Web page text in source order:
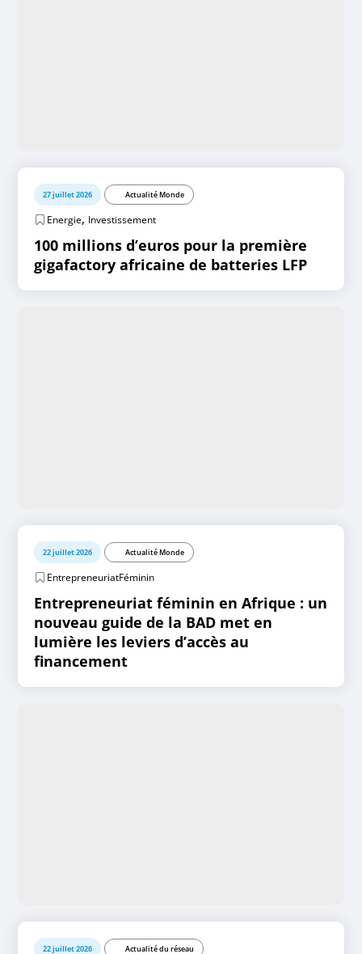
27 juillet 2026 Actualité Monde
Energie, Investissement
100 millions d’euros pour la première
gigafactory africaine de batteries LFP
22 juillet 2026 Actualité Monde
EntrepreneuriatFéminin
Entrepreneuriat féminin en Afrique : un
nouveau guide de la BAD met en
lumière les leviers d’accès au
financement
22 juillet 2026 Actualité du réseau